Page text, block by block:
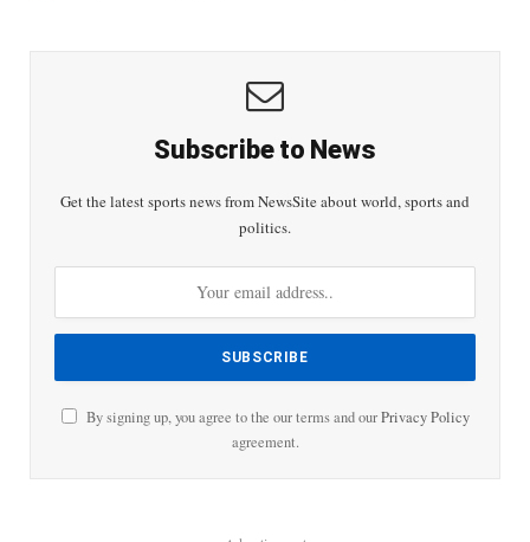
Subscribe to News
Get the latest sports news from NewsSite about world, sports and
politics.
By signing up, you agree to the our terms and ourPrivacy Policy
agreement.